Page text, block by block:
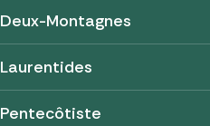
Deux-Montagnes
Laurentides
Pentecôtiste